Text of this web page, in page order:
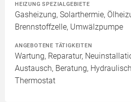
HEIZUNG SPEZIALGEBIETE
Gasheizung, Solarthermie,
Brennstoffzelle, Umwälzpumpe
ANGEBOTENE TÄTIGKEITEN
Wartung, Reparatur,
Austausch, Beratung,
Thermostat